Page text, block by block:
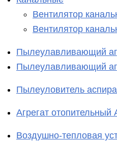
Вентилятор
Вентилятор
Пылеулавливающий
Пылеулавливающий
Пылеуловитель
Агрегат
Воздушно-тепловая